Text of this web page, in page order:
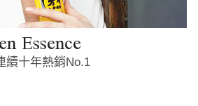
Essence
續十年熱銷No.1